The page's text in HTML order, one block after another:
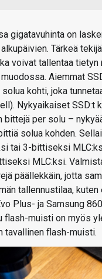
gigatavuhinta on
Tärkeä
voivat tallentaa tietyn
Aiemmat
kohti, joka
Nykyaikaiset SSD:t
bittejä per solu –
solua kohden.
tai 3-bittiseksi
MLC:ksi.
päällekkäin, jotta
tallennustilaa,
Plus- ja Samsung
flash-muisti on myös
tavallinen flash-muisti.